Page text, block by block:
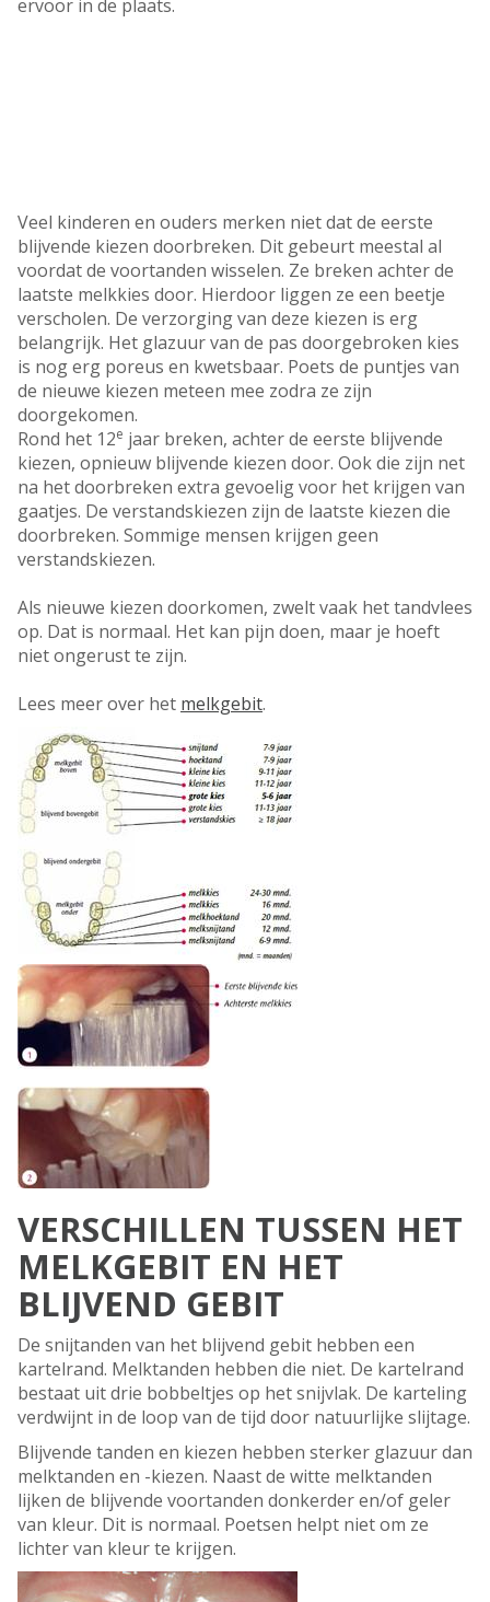
ervoor in de plaats.
Veel kinderen en ouders merken niet dat de eerste
blijvende kiezen doorbreken. Dit gebeurt meestal al
voordat de voortanden wisselen. Ze breken achter de
laatste melkkies door. Hierdoor liggen ze een beetje
verscholen. De verzorging van deze kiezen is erg
belangrijk. Het glazuur van de pas doorgebroken kies
is nog erg poreus en kwetsbaar. Poets de puntjes van
de nieuwe kiezen meteen mee zodra ze zijn
doorgekomen.
Rond het 12e jaar breken, achter de eerste blijvende
kiezen, opnieuw blijvende kiezen door. Ook die zijn net
na het doorbreken extra gevoelig voor het krijgen van
gaatjes. De verstandskiezen zijn de laatste kiezen die
doorbreken. Sommige mensen krijgen geen
verstandskiezen.
Als nieuwe kiezen doorkomen, zwelt vaak het tandvlees
op. Dat is normaal. Het kan pijn doen, maar je hoeft
niet ongerust te zijn.
Lees meer over het melkgebit.
VERSCHILLEN TUSSEN HET
MELKGEBIT EN HET
BLIJVEND GEBIT
De snijtanden van het blijvend gebit hebben een
kartelrand. Melktanden hebben die niet. De kartelrand
bestaat uit drie bobbeltjes op het snijvlak. De karteling
verdwijnt in de loop van de tijd door natuurlijke slijtage.
Blijvende tanden en kiezen hebben sterker glazuur dan
melktanden en -kiezen. Naast de witte melktanden
lijken de blijvende voortanden donkerder en/of geler
van kleur. Dit is normaal. Poetsen helpt niet om ze
lichter van kleur te krijgen.